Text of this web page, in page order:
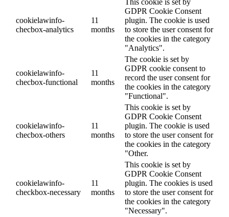
cookielawinfo-
checbox-analytics
11
months
This cookie is set by
GDPR Cookie Consent
plugin. The cookie is used
to store the user consent for
the cookies in the category
"Analytics".
cookielawinfo-
checbox-functional
11
months
The cookie is set by
GDPR cookie consent to
record the user consent for
the cookies in the category
"Functional".
cookielawinfo-
checbox-others
11
months
This cookie is set by
GDPR Cookie Consent
plugin. The cookie is used
to store the user consent for
the cookies in the category
"Other.
cookielawinfo-
checkbox-necessary
11
months
This cookie is set by
GDPR Cookie Consent
plugin. The cookies is used
to store the user consent for
the cookies in the category
"Necessary".